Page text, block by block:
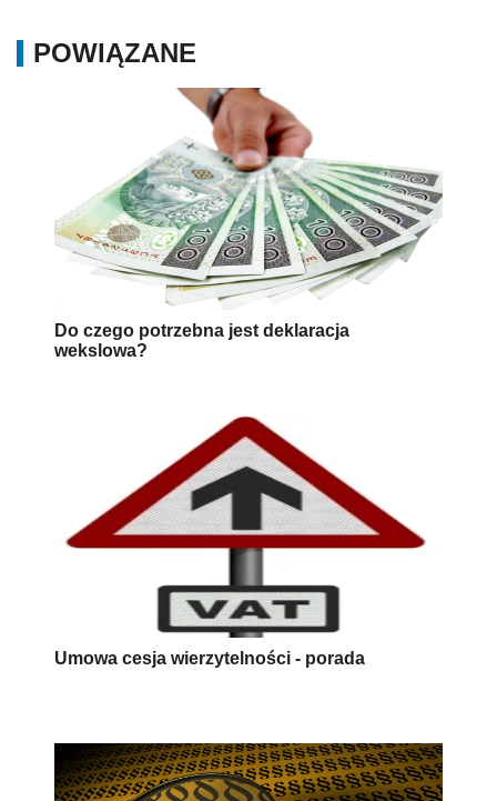
POWIĄZANE
Do czego potrzebna jest deklaracja
wekslowa?
Umowa cesja wierzytelności - porada